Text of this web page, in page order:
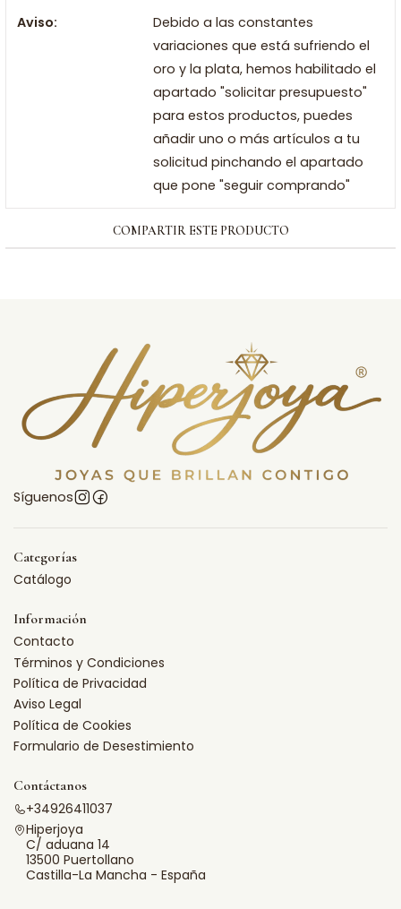
Aviso:
Debido a las constantes
variaciones que está sufriendo el
oro y la plata, hemos habilitado el
apartado "solicitar presupuesto"
para estos productos, puedes
añadir uno o más artículos a tu
solicitud pinchando el apartado
que pone "seguir comprando"
COMPARTIR ESTE PRODUCTO
Síguenos
Categorías
Catálogo
Información
Contacto
Términos y Condiciones
Política de Privacidad
Aviso Legal
Política de Cookies
Formulario de Desestimiento
Contáctanos
+34926411037
Hiperjoya
C/ aduana 14
13500 Puertollano
Castilla-La Mancha - España